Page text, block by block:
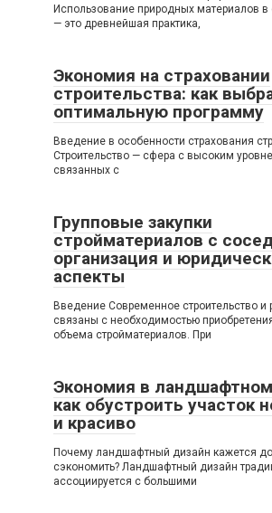
Использование природных материалов в
— это древнейшая практика,
Экономия на страховании
строительства: как
оптимальную программу
Введение в особенности страхования
Строительство — сфера с высоким
связанных с
Групповые закупки
стройматериалов с
организация и
аспекты
Введение Современное строительство и
связаны с необходимостью
объема стройматериалов. При
Экономия в
как обустроить участок
и красиво
Почему ландшафтный дизайн кажется
сэкономить? Ландшафтный дизайн
ассоциируется с большими